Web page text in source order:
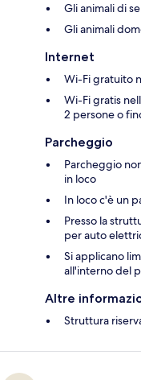
Gli animali di
Gli animali
Internet
Wi-Fi gratuito
Wi-Fi gratis
2 persone o
Parcheggio
Parcheggio
in loco
In loco c'è un
Presso la
per auto
Si applicano
all'interno del
Altre
Struttura